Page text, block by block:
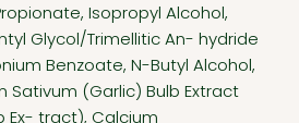
Isopropyl Alcohol,
Glycol/Trimellitic An- hydride
Benzoate, N-Butyl Alcohol,
Sativum (Garlic) Bulb Extract
Ex- tract), Calcium